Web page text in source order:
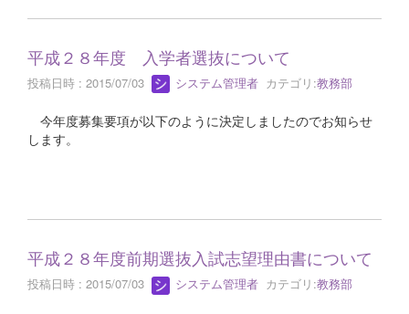
平成２８年度 入学者選抜について
投稿日時 : 2015/07/03 システム管理者 カテゴリ:教務部
今年度募集要項が以下のように決定しましたのでお知らせ
します。
平成２８年度前期選抜入試志望理由書について
投稿日時 : 2015/07/03 システム管理者 カテゴリ:教務部